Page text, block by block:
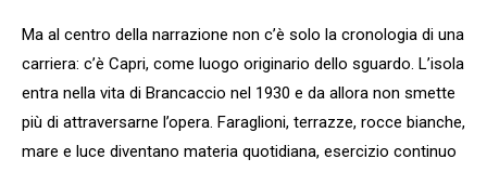
Ma al centro della narrazione non c’è solo la cronologia di una
carriera: c’è Capri, come luogo originario dello sguardo. L’isola
entra nella vita di Brancaccio nel 1930 e da allora non smette
più di attraversarne l’opera. Faraglioni, terrazze, rocce bianche,
mare e luce diventano materia quotidiana, esercizio continuo